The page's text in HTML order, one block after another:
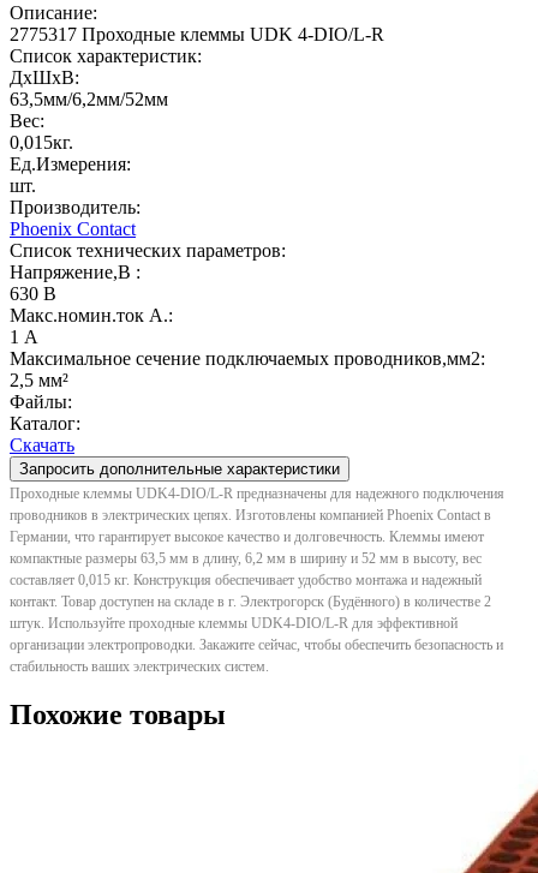
Описание:
2775317 Проходные клеммы UDK 4-DIO/L-R
Список характеристик:
ДxШxВ:
63,5мм/6,2мм/52мм
Вес:
0,015кг.
Ед.Измерения:
шт.
Производитель:
Phoenix Contact
Список технических параметров:
Напряжение,В :
630 В
Макс.номин.ток А.:
1 А
Максимальное сечение подключаемых проводников,мм2:
2,5 мм²
Файлы:
Каталог:
Скачать
Запросить дополнительные характеристики
Проходные клеммы UDK4-DIO/L-R предназначены для надежного подключения
проводников в электрических цепях. Изготовлены компанией Phoenix Contact в
Германии, что гарантирует высокое качество и долговечность. Клеммы имеют
компактные размеры 63,5 мм в длину, 6,2 мм в ширину и 52 мм в высоту, вес
составляет 0,015 кг. Конструкция обеспечивает удобство монтажа и надежный
контакт. Товар доступен на складе в г. Электрогорск (Будённого) в количестве 2
штук. Используйте проходные клеммы UDK4-DIO/L-R для эффективной
организации электропроводки. Закажите сейчас, чтобы обеспечить безопасность и
стабильность ваших электрических систем.
Похожие товары